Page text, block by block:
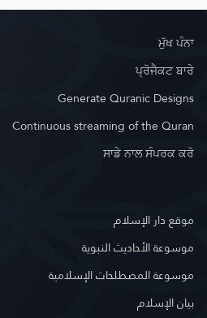
ਮੁੱਖ ਪੰਨਾ
ਪ੍ਰੋਜੈਕਟ ਬਾਰੇ
Generate Quranic Designs
Continuous streaming of the Quran
ਸਾਡੇ ਨਾਲ ਸੰਪਰਕ ਕਰੋ
موقع دار الإسلام
موسوعة الأحاديث النبوية
موسوعة المصطلحات الإسلامية
بيان الإسلام